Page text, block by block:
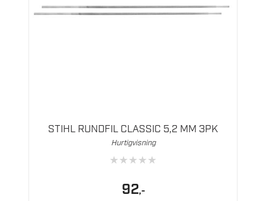
STIHL RUNDFIL CLASSIC 5,2 MM 3PK
Hurtigvisning
★★★★★
92,-